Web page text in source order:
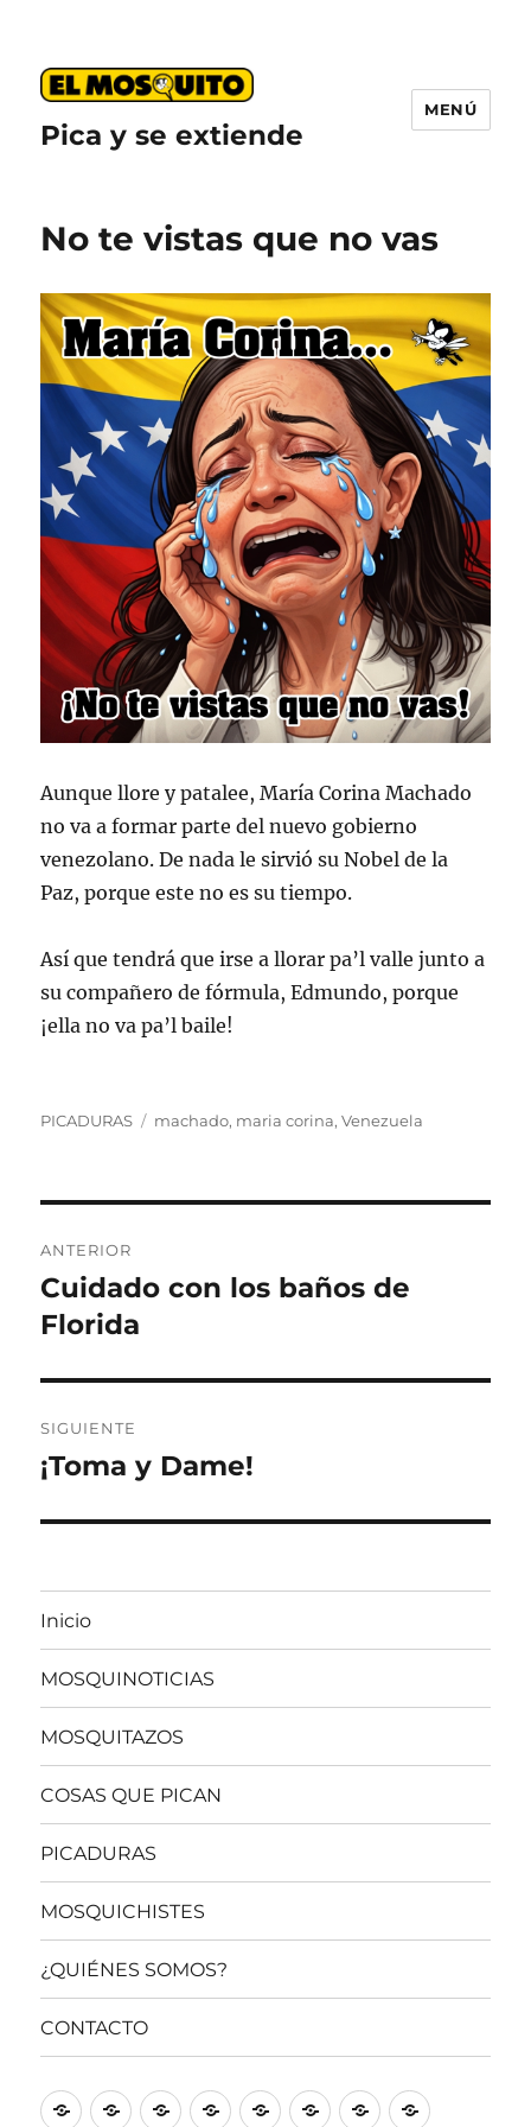
Pica y se extiende
MENÚ
No te vistas que no vas
Aunque llore y patalee, María Corina Machado
no va a formar parte del nuevo gobierno
venezolano. De nada le sirvió su Nobel de la
Paz, porque este no es su tiempo.
Así que tendrá que irse a llorar pa’l valle junto a
su compañero de fórmula, Edmundo, porque
¡ella no va pa’l baile!
Categorías
PICADURAS Etiquetas
machado, maria corina,Venezuela
de
entradas
ANTERIOR
Entrada
anterior:
Cuidado con los baños de
Florida
SIGUIENTE
Entrada
¡Toma y Dame!
Inicio
MOSQUINOTICIAS
MOSQUITAZOS
COSAS QUE PICAN
PICADURAS
MOSQUICHISTES
¿QUIÉNES SOMOS?
CONTACTO
InicioMOSQUINOTICIAS
MOSQUITAZOS
COSASPICADURAS
MOSQUICHISTES
¿QUIÉNES